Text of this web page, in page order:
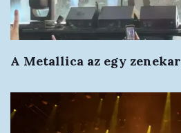
A Metallica az egy zenekar